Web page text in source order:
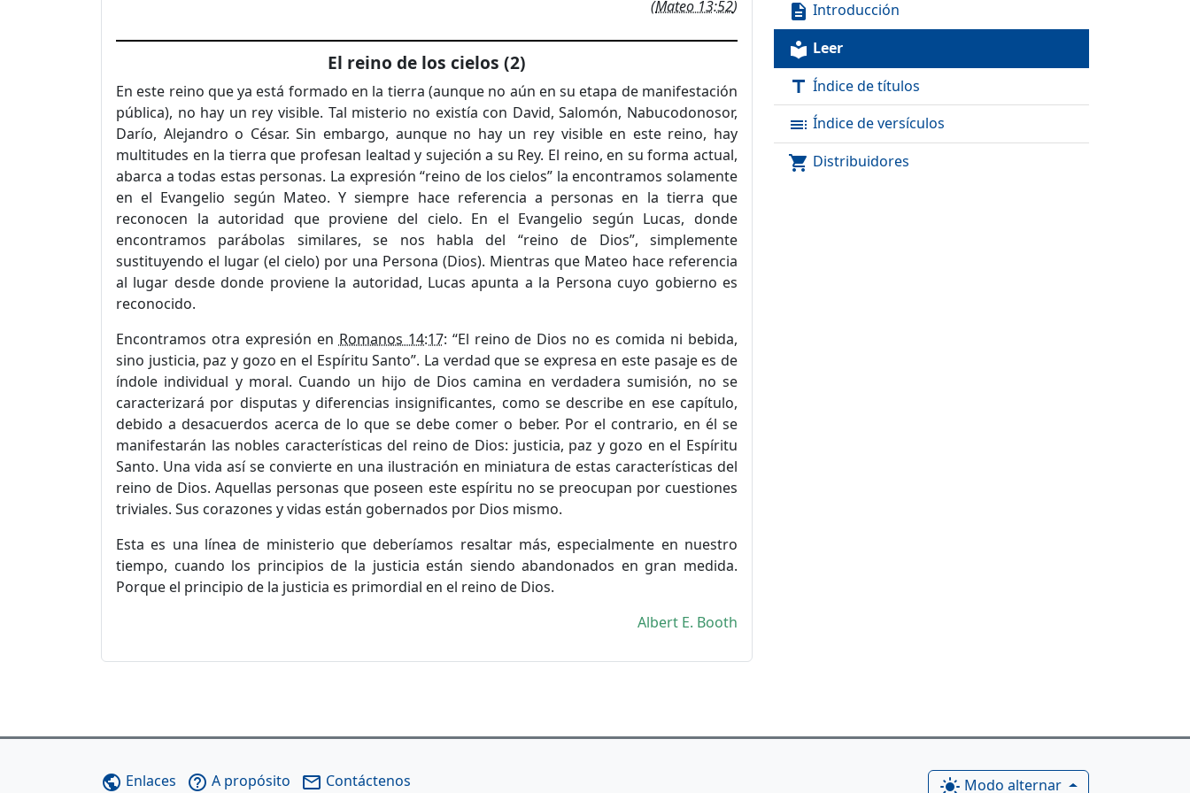
(Mateo 13:52)
El reino de los cielos (2)
En este reino que ya está formado en la tierra (aunque no aún en su etapa de manifestación
pública), no hay un rey visible. Tal misterio no existía con David, Salomón, Nabucodonosor,
Darío, Alejandro o César. Sin embargo, aunque no hay un rey visible en este reino, hay
multitudes en la tierra que profesan lealtad y sujeción a su Rey. El reino, en su forma actual,
abarca a todas estas personas. La expresión “reino de los cielos” la encontramos solamente
en el Evangelio según Mateo. Y siempre hace referencia a personas en la tierra que
reconocen la autoridad que proviene del cielo. En el Evangelio según Lucas, donde
encontramos parábolas similares, se nos habla del “reino de Dios”, simplemente
sustituyendo el lugar (el cielo) por una Persona (Dios). Mientras que Mateo hace referencia
al lugar desde donde proviene la autoridad, Lucas apunta a la Persona cuyo gobierno es
reconocido.
Encontramos otra expresión en Romanos 14:17: “El reino de Dios no es comida ni bebida,
sino justicia, paz y gozo en el Espíritu Santo”. La verdad que se expresa en este pasaje es de
índole individual y moral. Cuando un hijo de Dios camina en verdadera sumisión, no se
caracterizará por disputas y diferencias insignificantes, como se describe en ese capítulo,
debido a desacuerdos acerca de lo que se debe comer o beber. Por el contrario, en él se
manifestarán las nobles características del reino de Dios: justicia, paz y gozo en el Espíritu
Santo. Una vida así se convierte en una ilustración en miniatura de estas características del
reino de Dios. Aquellas personas que poseen este espíritu no se preocupan por cuestiones
triviales. Sus corazones y vidas están gobernados por Dios mismo.
Esta es una línea de ministerio que deberíamos resaltar más, especialmente en nuestro
tiempo, cuando los principios de la justicia están siendo abandonados en gran medida.
Porque el principio de la justicia es primordial en el reino de Dios.
Albert E. Booth
description Introducción
local_library Leer
title Índice de títulos
toc Índice de versículos
shopping_cart Distribuidores
light_mode Modo alternar
public Enlaces help_outline A propósito mail_outline Contáctenos